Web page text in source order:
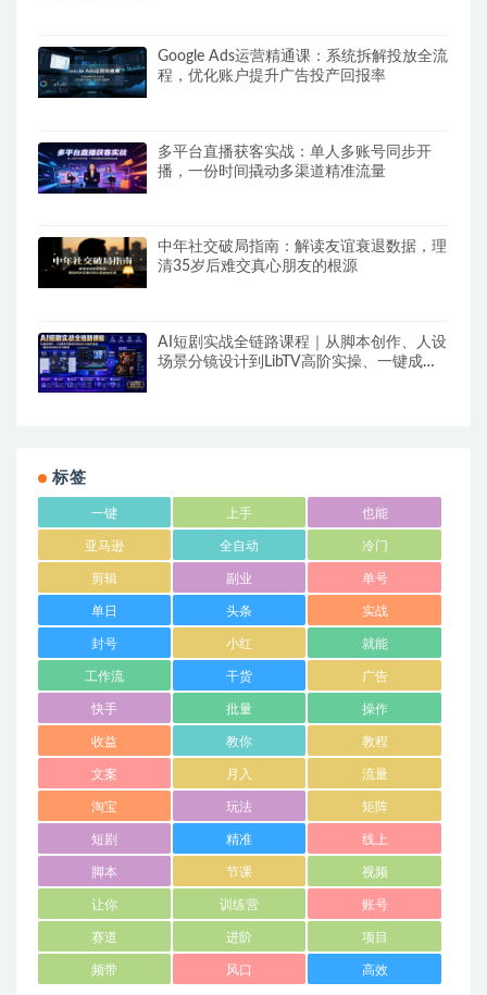
Google Ads运营精通课：系统拆解投放全流
程，优化账户提升广告投产回报率
多平台直播获客实战：单人多账号同步开
播，一份时间撬动多渠道精准流量
中年社交破局指南：解读友谊衰退数据，理
清35岁后难交真心朋友的根源
AI短剧实战全链路课程｜从脚本创作、人设
场景分镜设计到LibTV高阶实操、一键成片
标签
一键 上手 也能
亚马逊 全自动 冷门
剪辑 副业 单号
单日 头条 实战
封号 小红 就能
工作流 干货 广告
快手 批量 操作
收益 教你 教程
文案 月入 流量
淘宝 玩法 矩阵
短剧 精准 线上
脚本 节课 视频
让你 训练营 账号
赛道 进阶 项目
频带 风口 高效